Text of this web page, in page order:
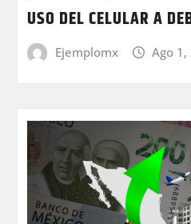
USO DEL CELULAR A
Ejemplomx Ago 1,